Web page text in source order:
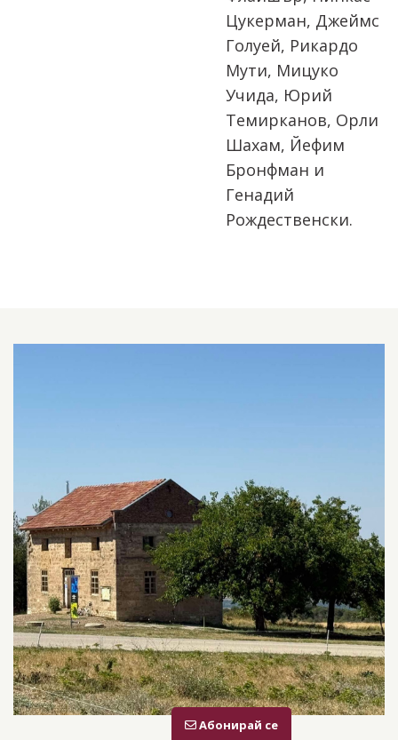
Цукерман, Джеймс
Голуей, Рикардо
Мути, Мицуко
Учида, Юрий
Темирканов, Орли
Шахам, Йефим
Бронфман и
Генадий
Рождественски.
Абонирай се